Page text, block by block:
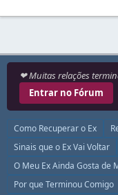
❤ Muitas relações
Entrar no Fórum
Como Recuperar o Ex
Sinais que o Ex Vai Voltar
O Meu Ex Ainda Gosta de
Por que Terminou Comigo